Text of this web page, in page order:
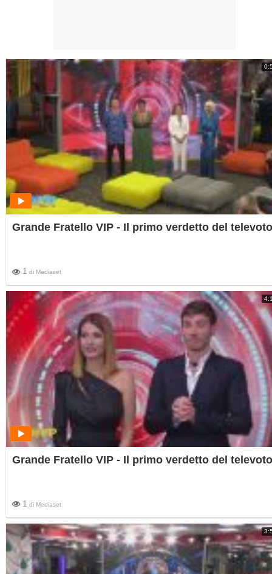
Grande Fratello VIP - Il primo verdetto del televoto
1 di Mediaset
Grande Fratello VIP - Il primo verdetto del televoto
1 di Mediaset